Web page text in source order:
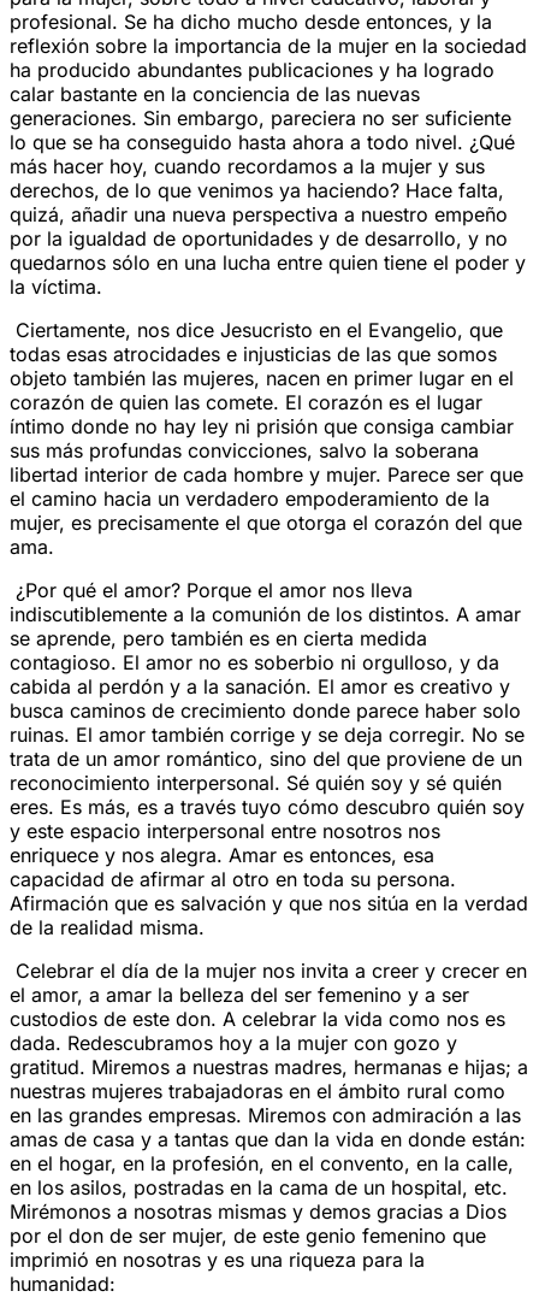
profesional. Se ha dicho mucho desde entonces, y la
reflexión sobre la importancia de la mujer en la sociedad
ha producido abundantes publicaciones y ha logrado
calar bastante en la conciencia de las nuevas
generaciones. Sin embargo, pareciera no ser suficiente
lo que se ha conseguido hasta ahora a todo nivel. ¿Qué
más hacer hoy, cuando recordamos a la mujer y sus
derechos, de lo que venimos ya haciendo? Hace falta,
quizá, añadir una nueva perspectiva a nuestro empeño
por la igualdad de oportunidades y de desarrollo, y no
quedarnos sólo en una lucha entre quien tiene el poder y
la víctima.
Ciertamente, nos dice Jesucristo en el Evangelio, que
todas esas atrocidades e injusticias de las que somos
objeto también las mujeres, nacen en primer lugar en el
corazón de quien las comete. El corazón es el lugar
íntimo donde no hay ley ni prisión que consiga cambiar
sus más profundas convicciones, salvo la soberana
libertad interior de cada hombre y mujer. Parece ser que
el camino hacia un verdadero empoderamiento de la
mujer, es precisamente el que otorga el corazón del que
ama.
¿Por qué el amor? Porque el amor nos lleva
indiscutiblemente a la comunión de los distintos. A amar
se aprende, pero también es en cierta medida
contagioso. El amor no es soberbio ni orgulloso, y da
cabida al perdón y a la sanación. El amor es creativo y
busca caminos de crecimiento donde parece haber solo
ruinas. El amor también corrige y se deja corregir. No se
trata de un amor romántico, sino del que proviene de un
reconocimiento interpersonal. Sé quién soy y sé quién
eres. Es más, es a través tuyo cómo descubro quién soy
y este espacio interpersonal entre nosotros nos
enriquece y nos alegra. Amar es entonces, esa
capacidad de afirmar al otro en toda su persona.
Afirmación que es salvación y que nos sitúa en la verdad
de la realidad misma.
Celebrar el día de la mujer nos invita a creer y crecer en
el amor, a amar la belleza del ser femenino y a ser
custodios de este don. A celebrar la vida como nos es
dada. Redescubramos hoy a la mujer con gozo y
gratitud. Miremos a nuestras madres, hermanas e hijas; a
nuestras mujeres trabajadoras en el ámbito rural como
en las grandes empresas. Miremos con admiración a las
amas de casa y a tantas que dan la vida en donde están:
en el hogar, en la profesión, en el convento, en la calle,
en los asilos, postradas en la cama de un hospital, etc.
Mirémonos a nosotras mismas y demos gracias a Dios
por el don de ser mujer, de este genio femenino que
imprimió en nosotras y es una riqueza para la
humanidad: